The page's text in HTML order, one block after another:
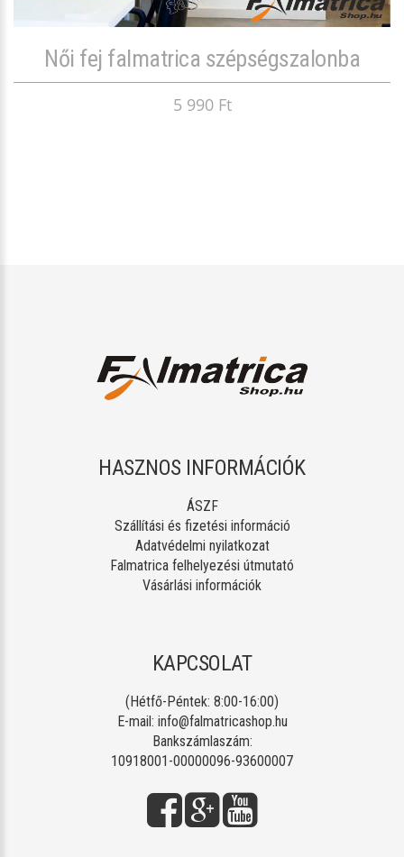
Női fej falmatrica szépségszalonba
5 990 Ft
HASZNOS INFORMÁCIÓK
ÁSZF
Szállítási és fizetési információ
Adatvédelmi nyilatkozat
Falmatrica felhelyezési útmutató
Vásárlási információk
KAPCSOLAT
(Hétfő-Péntek: 8:00-16:00)
E-mail: info@falmatricashop.hu
Bankszámlaszám:
10918001-00000096-93600007